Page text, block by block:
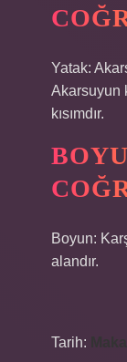
Yatak:
Akarsuyun
kısımdır.
Boyun:
alandır.
Tarih: